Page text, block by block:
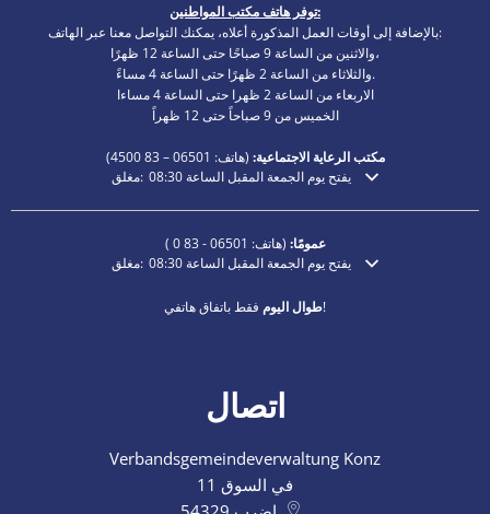
توفر هاتف مكتب المواطنين:
بالإضافة إلى أوقات العمل المذكورة أعلاه، يمكنك التواصل معنا عبر الهاتف:
والاثنين من الساعة 9 صباحًا حتى الساعة 12 ظهرًا،
والثلاثاء من الساعة 2 ظهرًا حتى الساعة 4 مساءً.
الاربعاء من الساعة 2 ظهرا حتى الساعة 4 مساءا
الخميس من 9 صباحاً حتى 12 ظهراً
مكتب الرعاية الاجتماعية: (هاتف:
4500)
انقر لإخفاء أوقات الفتح أو الإغلاق الإضافية
مغلق: يفتح يوم الجمعة المقبل الساعة 08:30
عمومًا: (هاتف:
)
انقر لإخفاء أوقات الفتح أو الإغلاق الإضافية
مغلق: يفتح يوم الجمعة المقبل الساعة 08:30
طوال اليومفقط باتفاق هاتفي!
اتصال
Verbandsgemeindeverwaltung Konz
في السوق 11